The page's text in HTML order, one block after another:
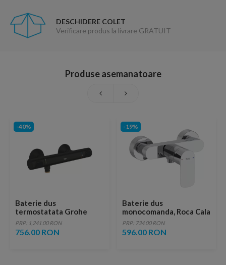
DESCHIDERE COLET
Verificare produs la livrare GRATUIT
Produse asemanatoare
-40%
Baterie dus
termostatata Grohe
Grohtherm 500 negru
mat
PRP: 1,241.00 RON
756.00 RON
-19%
Baterie dus
monocomanda, Roca Cala
montaj pe perete, crom
PRP: 734.00 RON
596.00 RON